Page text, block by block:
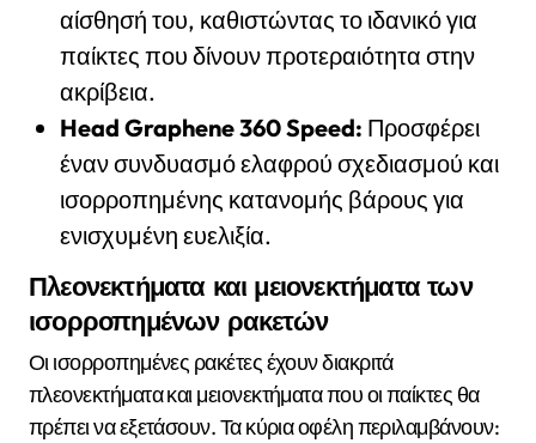
αίσθησή του, καθιστώντας το ιδανικό για
παίκτες που δίνουν προτεραιότητα στην
ακρίβεια.
Head Graphene 360 Speed: Προσφέρει
έναν συνδυασμό ελαφρού σχεδιασμού και
ισορροπημένης κατανομής βάρους για
ενισχυμένη ευελιξία.
Πλεονεκτήματα και μειονεκτήματα των
ισορροπημένων ρακετών
Οι ισορροπημένες ρακέτες έχουν διακριτά
πλεονεκτήματα και μειονεκτήματα που οι παίκτες θα
πρέπει να εξετάσουν. Τα κύρια οφέλη περιλαμβάνουν: